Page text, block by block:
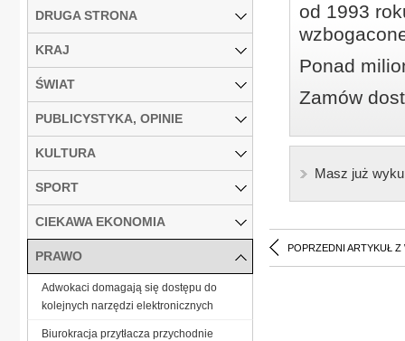
od 1993
Ponad
Zamów
Masz już
POPRZEDNI ARTYKUŁ Z
DRUGA STRONA
KRAJ
ŚWIAT
PUBLICYSTYKA, OPINIE
KULTURA
SPORT
CIEKAWA EKONOMIA
PRAWO
Adwokaci domagają się dostępu do
kolejnych narzędzi elektronicznych
Biurokracja przytłacza przychodnie